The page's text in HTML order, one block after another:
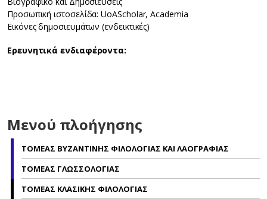
Προσωπική ιστοσελίδα: UoAScholar, Academia
Εικόνες δημοσιευμάτων (ενδεικτικές)
Ερευνητικά ενδιαφέροντα:
Μενού πλοήγησης
ΤΟΜΕΑΣ ΒΥΖΑΝΤΙΝΗΣ ΦΙΛΟΛΟΓΙΑΣ ΚΑΙ ΛΑΟΓΡΑΦΙΑΣ
ΤΟΜΕΑΣ ΓΛΩΣΣΟΛΟΓΙΑΣ
ΤΟΜΕΑΣ ΚΛΑΣΙΚΗΣ ΦΙΛΟΛΟΓΙΑΣ